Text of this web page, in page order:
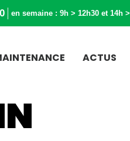
en semaine : 9h > 12h30 et 14h
ACTUS